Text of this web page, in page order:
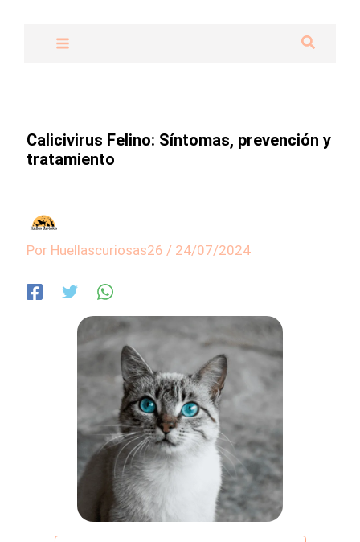
Buscar
Calicivirus Felino: Síntomas, prevención y
tratamiento
Por Huellascuriosas26 / 24/07/2024